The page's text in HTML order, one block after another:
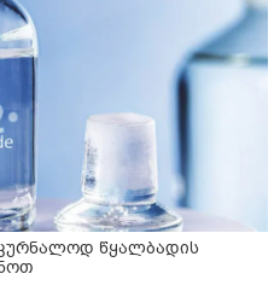
წყალბადის